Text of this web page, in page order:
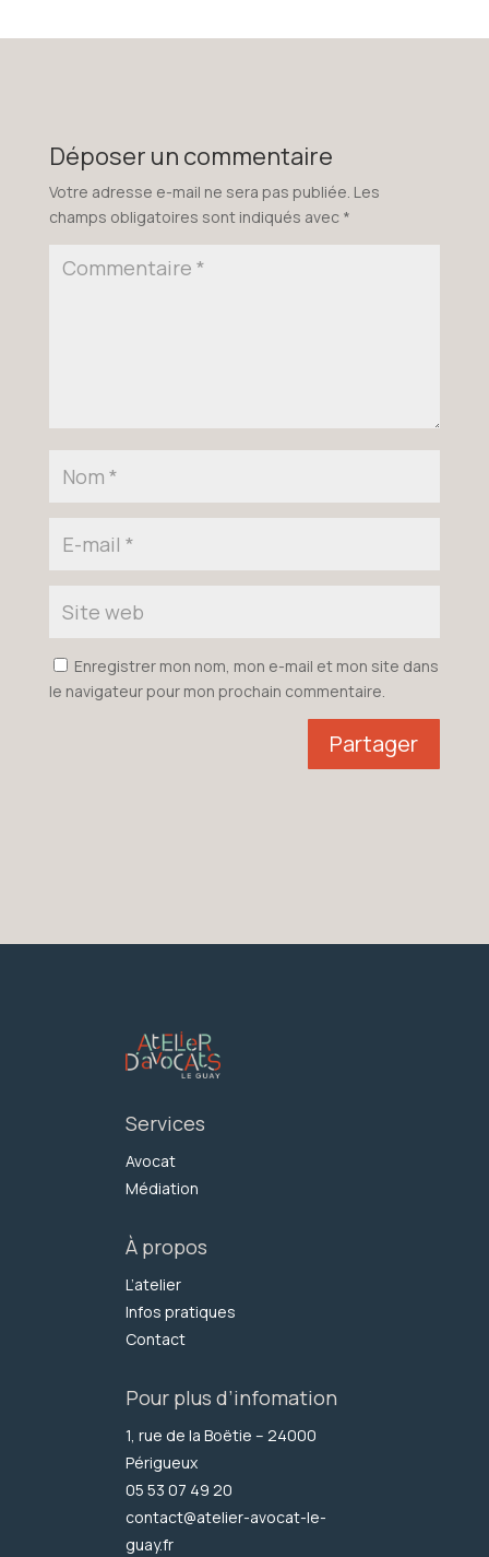
Déposer un commentaire
Votre adresse e-mail ne sera pas publiée. Les
champs obligatoires sont indiqués avec *
Enregistrer mon nom, mon e-mail et mon site dans
le navigateur pour mon prochain commentaire.
Partager
Services
Avocat
Médiation
À propos
L’atelier
Infos pratiques
Contact
Pour plus d’infomation
1, rue de la Boëtie – 24000
Périgueux
05 53 07 49 20
contact@atelier-avocat-le-
guay.fr